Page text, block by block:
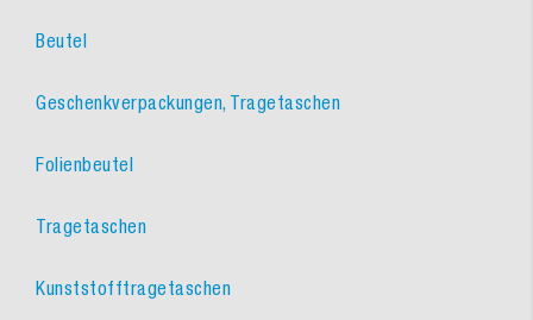
Beutel
Geschenkverpackungen, Tragetaschen
Folienbeutel
Tragetaschen
Kunststofftragetaschen